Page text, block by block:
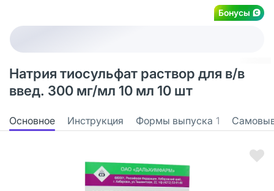
Бонусы
Натрия тиосульфат раствор для в/в
введ. 300 мг/мл 10 мл 10 шт
Основное Инструкция Формы выпуска 1